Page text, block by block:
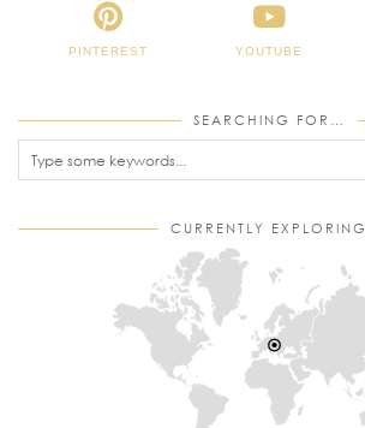
PINTEREST YOUTUBE
SEARCHING FOR…
CURRENTLY EXPLORING